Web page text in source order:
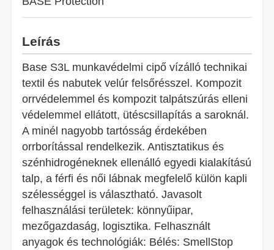
Leírás
Base S3L munkavédelmi cipő vízálló technikai
textil és nabutek velúr felsőrésszel. Kompozit
orrvédelemmel és kompozit talpátszúrás elleni
védelemmel ellátott, ütéscsillapítás a saroknál.
A minél nagyobb tartósság érdekében
orrborítással rendelkezik. Antisztatikus és
szénhidrogéneknek ellenálló egyedi kialakítású
talp, a férfi és női lábnak megfelelő külön kapli
szélességgel is választható. Javasolt
felhasználási területek: könnyűipar,
mezőgazdaság, logisztika. Felhasznált
anyagok és technológiák: Bélés: SmellStop